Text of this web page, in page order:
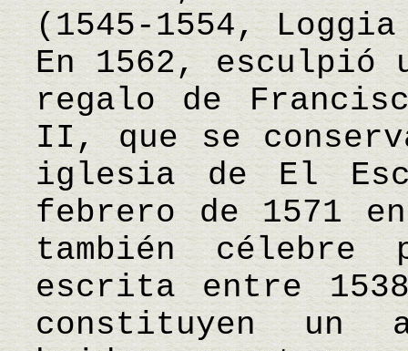
(1545-1554,
En 1562,
regalo de
II, que se
iglesia de El
febrero de 1571
también célebre
escrita entre
constituyen un